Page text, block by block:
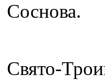
Соснова.
Свято-